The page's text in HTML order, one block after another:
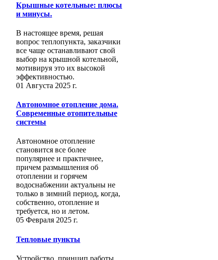
Крышные котельные: плюсы
и минусы.
В настоящее время, решая
вопрос теплопункта, заказчики
все чаще останавливают свой
выбор на крышной котельной,
мотивируя это их высокой
эффективностью.
01 Августа 2025 г.
Автономное отопление дома.
Современные отопительные
системы
Автономное отопление
становится все более
популярнее и практичнее,
причем размышления об
отоплении и горячем
водоснабжении актуальны не
только в зимний период, когда,
собственно, отопление и
требуется, но и летом.
05 Февраля 2025 г.
Тепловые пункты
Устройство, принцип работы,